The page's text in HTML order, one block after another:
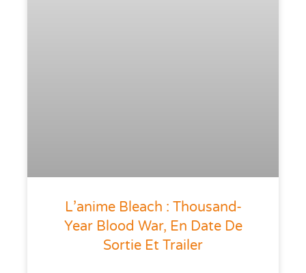
L’anime Bleach : Thousand-
Year Blood War, En Date De
Sortie Et Trailer